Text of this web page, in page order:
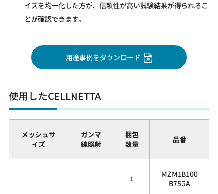
イズを均一化した方が、信頼性が高い試験結果が得られるこ
とが確認できます。
用途事例をダウンロード
使用したCELLNETTA
メッシュサ
イズ
ガンマ
線照射
梱包
数量
品番
1
MZM1B100
B75GA